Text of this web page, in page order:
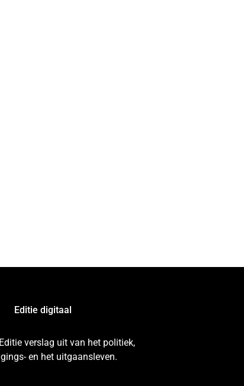
Editie digitaal
verslag uit van het politiek,
en het uitgaansleven.